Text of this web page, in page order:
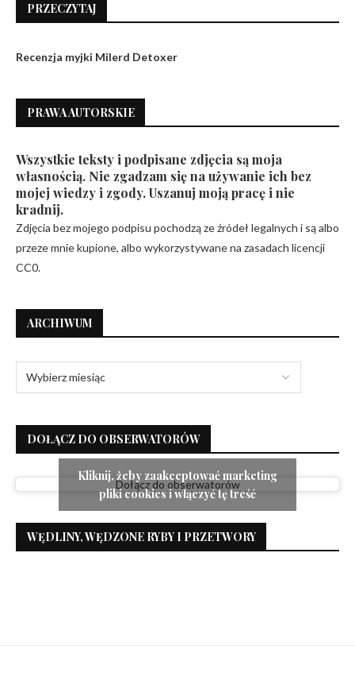
PRZECZYTAJ
Recenzja myjki Milerd Detoxer
PRAWA AUTORSKIE
Wszystkie teksty i podpisane zdjęcia są moja
własnością. Nie zgadzam się na używanie ich bez
mojej wiedzy i zgody. Uszanuj moją pracę i nie
kradnij.
Zdjęcia bez mojego podpisu pochodzą ze źródeł legalnych i są albo
przeze mnie kupione, albo wykorzystywane na zasadach licencji
CC0.
ARCHIWUM
DOŁĄCZ DO OBSERWATORÓW
Dołącz do obserwatorów
Kliknij, żeby zaakceptować marketing
pliki cookies i włączyć tę treść
WĘDLINY, WĘDZONE RYBY I PRZETWORY